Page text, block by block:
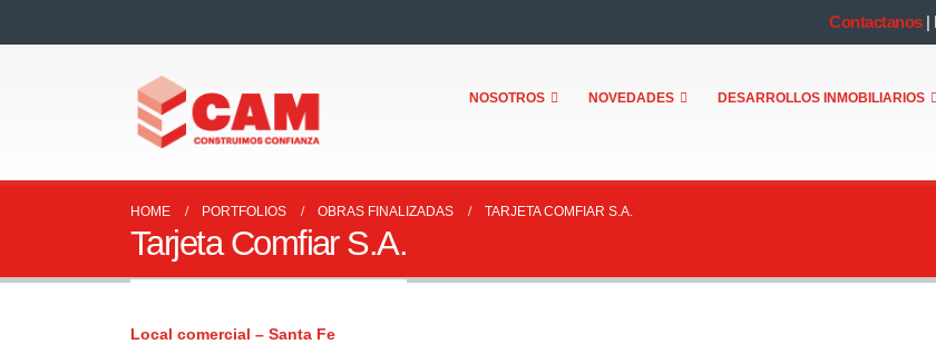
Contactanos|
NOSOTROS NOVEDADES DESARROLLOS INMOBILIARIOS
HOME PORTFOLIOS OBRAS FINALIZADAS TARJETA COMFIAR S.A.
Tarjeta Comfiar S.A.
Local comercial – Santa Fe